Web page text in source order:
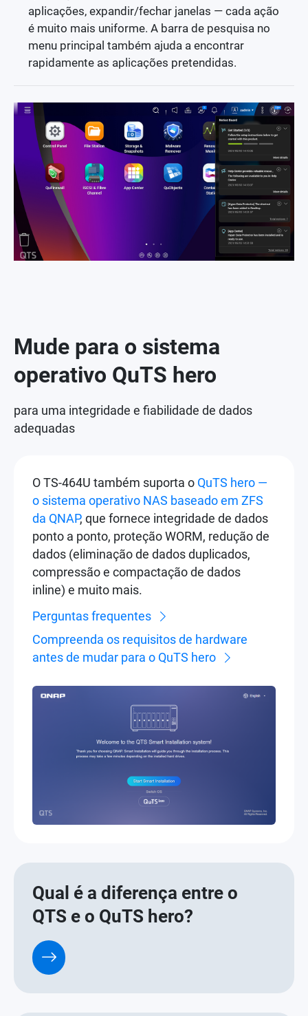
Quer seja clicar nos botões, alternar entre
aplicações, expandir/fechar janelas — cada ação
é muito mais uniforme. A barra de pesquisa no
menu principal também ajuda a encontrar
Mude para o sistema
operativo QuTS hero
para uma integridade e fiabilidade de dados
O TS-464U também suporta oQuTS hero —
o sistema operativo NAS baseado em ZFS
da QNAP, que fornece integridade de dados
ponto a ponto, proteção WORM, redução de
dados (eliminação de dados duplicados,
compressão e compactação de dados
inline) e muito mais.
Perguntas frequentes
Compreenda os requisitos de hardware
Qual é a diferença entre o
QTS e o QuTS hero?